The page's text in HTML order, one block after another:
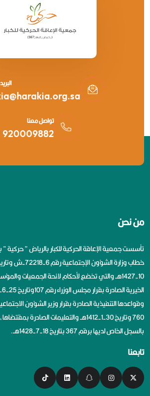
تواصل معنا
920009882
من نحن
تأسست جمعية الإعاقة الحركية للكبار بالرياض ” حركية
10-1427هــ والتي تخضع لأحكام لائحة الجمعيات
وقواعدها التنفيذية الصادرة بقرار وزير الشؤون
760 وتاريخ 30-1-1412هــ والتعليمات الصادرة
بالسجل الخاص لديها برقم 367 بتاريخ 18-7-1428هــ.
تابعنا